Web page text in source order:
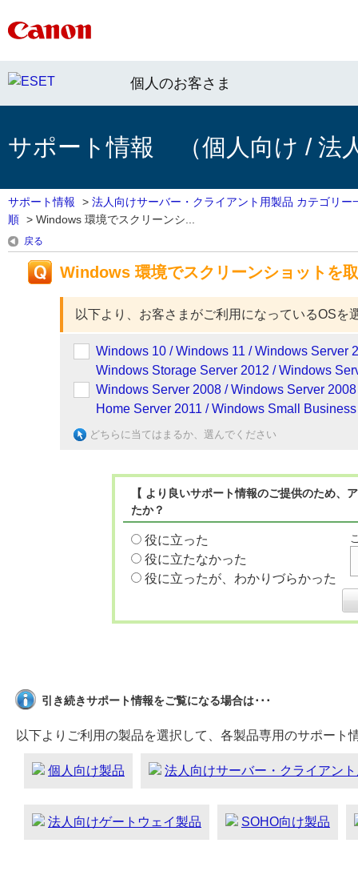
個人のお客さま
サポート情報 （個人向け / 法
サポート情報 > 法人向けサーバー・クライアント用製品 カテゴリー
順 > Windows 環境でスクリーンシ...
戻る
Windows 環境でスクリーンショットを
以下より、お客さまがご利用になっているOSを
Windows 10 / Windows 11 / Windows Server
Windows Storage Server 2012 / Windows
Windows Server 2008 / Windows Server
Home Server 2011 / Windows Small
どちらに当てはまるか、選んでください
【 より良いサポート情報のご提供のため
たか？
役に立った
役に立たなかった
役に立ったが、わかりづらかった
引き続きサポート情報をご覧になる場合は･･･
以下よりご利用の製品を選択して、各製品専用のサポート
個人向け製品 法人向けサーバー・クライアン
法人向けゲートウェイ製品 SOHO向け製品